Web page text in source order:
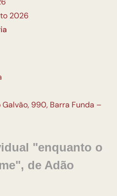
2026
Galvão, 990, Barra Funda –
"enquanto o
de Adão